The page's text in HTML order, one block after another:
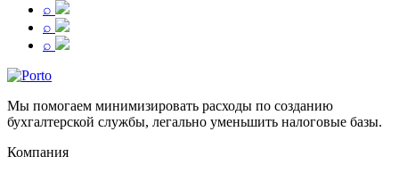
⌕
⌕
⌕
Мы помогаем минимизировать расходы по созданию
бухгалтерской службы, легально уменьшить налоговые базы.
Компания